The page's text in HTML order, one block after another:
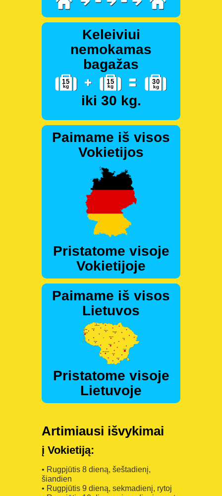
Keleiviui
nemokamas
bagažas
iki 30 kg.
Paimame iš visos
Vokietijos
Pristatome visoje
Vokietijoje
Paimame iš visos
Lietuvos
Pristatome visoje
Lietuvoje
Artimiausi išvykimai
į Vokietiją:
• Rugpjūtis 8 dieną, šeštadienį,
šiandien
• Rugpjūtis 9 dieną, sekmadienį, rytoj